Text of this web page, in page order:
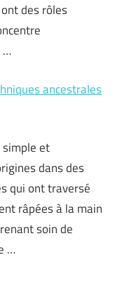
des rôles
…
ancestrales
et
dans des
qui ont traversé
râpées à la main
soin de
…